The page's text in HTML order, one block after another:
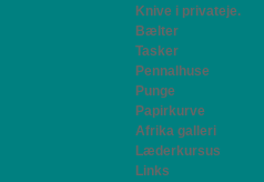
Knive i privateje.
Bælter
Tasker
Pennalhuse
Punge
Papirkurve
Afrika galleri
Læderkursus
Links